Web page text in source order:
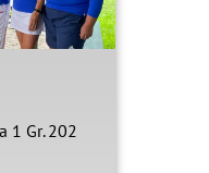
1 Gr. 202